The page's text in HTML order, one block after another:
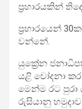
ප්‍රහාරයකින්
ප්‍රහාරයෙන්
වන්නේ.
යුක්‍රේන
යළි චෝදනා
මෙන්ම රට
රුසියානු හමුදාව